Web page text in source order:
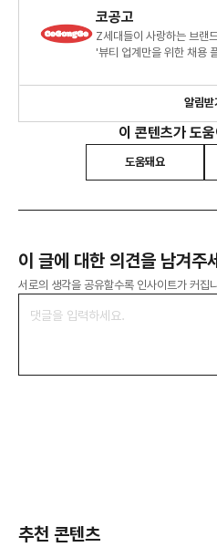
코공고
Z세대들이 사랑하는 브랜
'뷰티 업계만을 위한 채용
알림받
이 콘텐츠가 도
도움돼요
이 글에 대한 의견을 남겨주
서로의 생각을 공유할수록 인사이트가 커집
추천 콘텐츠